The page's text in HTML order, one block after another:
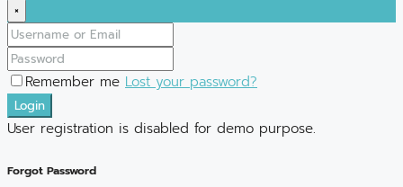
×
Remember me Lost your password?
Login
User registration is disabled for demo purpose.
Forgot Password